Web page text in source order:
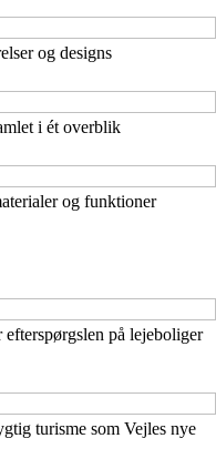
og designs
i ét overblik
og funktioner
på lejeboliger
turisme som Vejles nye